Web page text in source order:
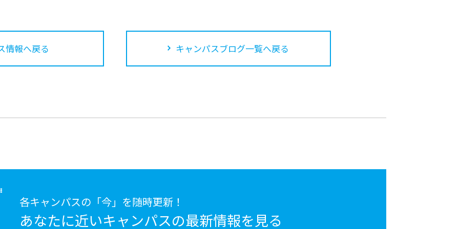
情報へ戻る キャンパスブログ一覧へ戻る
各キャンパスの「今」を随時更新！
あなたに近いキャンパスの最新情報を見る